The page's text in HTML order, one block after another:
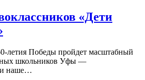
«Дети
летия Победы пройдет масштабный
школьников Уфы —
наше…